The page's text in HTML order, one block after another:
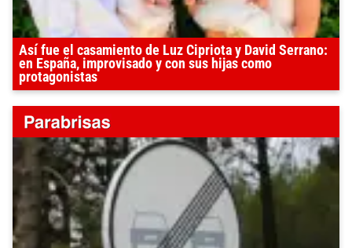
Así fue el casamiento de Luz Cipriota y David Serrano:
en España, improvisado y con sus hijas como
protagonistas